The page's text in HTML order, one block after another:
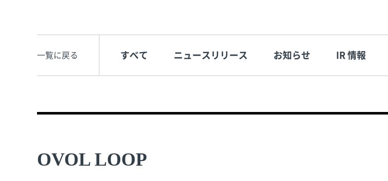
一覧に戻る すべて ニュースリリース お知らせ IR 情報
OVOL LOOP